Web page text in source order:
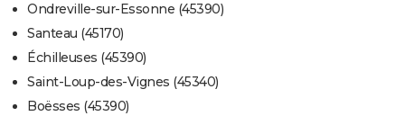
Ondreville-sur-Essonne (45390)
Santeau (45170)
Échilleuses (45390)
Saint-Loup-des-Vignes (45340)
Boësses (45390)